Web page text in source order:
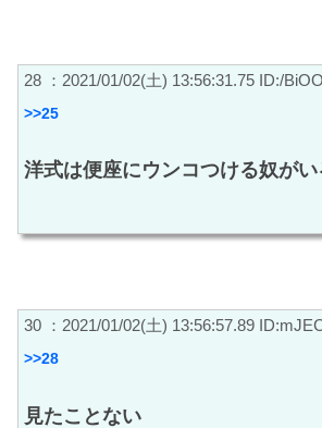
28 ：2021/01/02(土) 13:56:31.75 ID:/
>>25
洋式は便座にウンコつける奴がい
30 ：2021/01/02(土) 13:56:57.89
>>28
見たことない